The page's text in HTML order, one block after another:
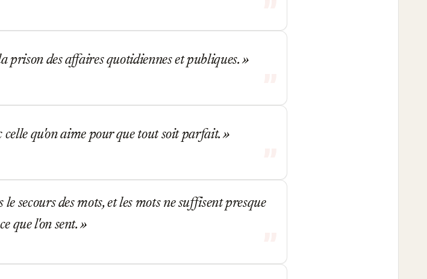
prison des affaires quotidiennes et publiques.
qu'on aime pour que tout soit parfait.
secours des mots, et les mots ne suffisent presque
que l'on sent.